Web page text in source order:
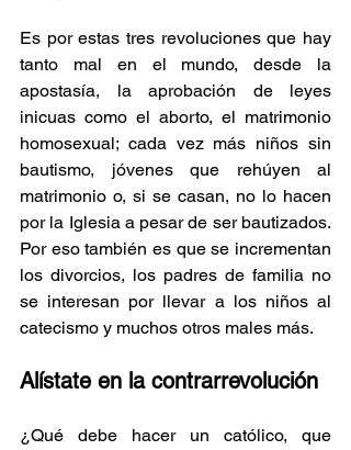
Es por estas tres revoluciones que hay
tanto mal en el mundo, desde la
apostasía, la aprobación de leyes
inicuas como el aborto, el matrimonio
homosexual; cada vez más niños sin
bautismo, jóvenes que rehúyen al
matrimonio o, si se casan, no lo hacen
por la Iglesia a pesar de ser bautizados.
Por eso también es que se incrementan
los divorcios, los padres de familia no
se interesan por llevar a los niños al
catecismo y muchos otros males más.
Alístate en la contrarrevolución
¿Qué debe hacer un católico, que